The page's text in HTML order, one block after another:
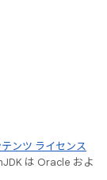
テンツ ライセンス
は Oracle およ